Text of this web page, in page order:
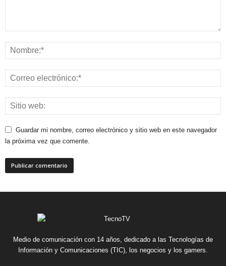
Guardar mi nombre, correo electrónico y sitio web en este navegador
la próxima vez que comente.
Medio de comunicación con 14 años, dedicado a las Tecnologías de
Información y Comunicaciones (TIC), los negocios y los gamers.